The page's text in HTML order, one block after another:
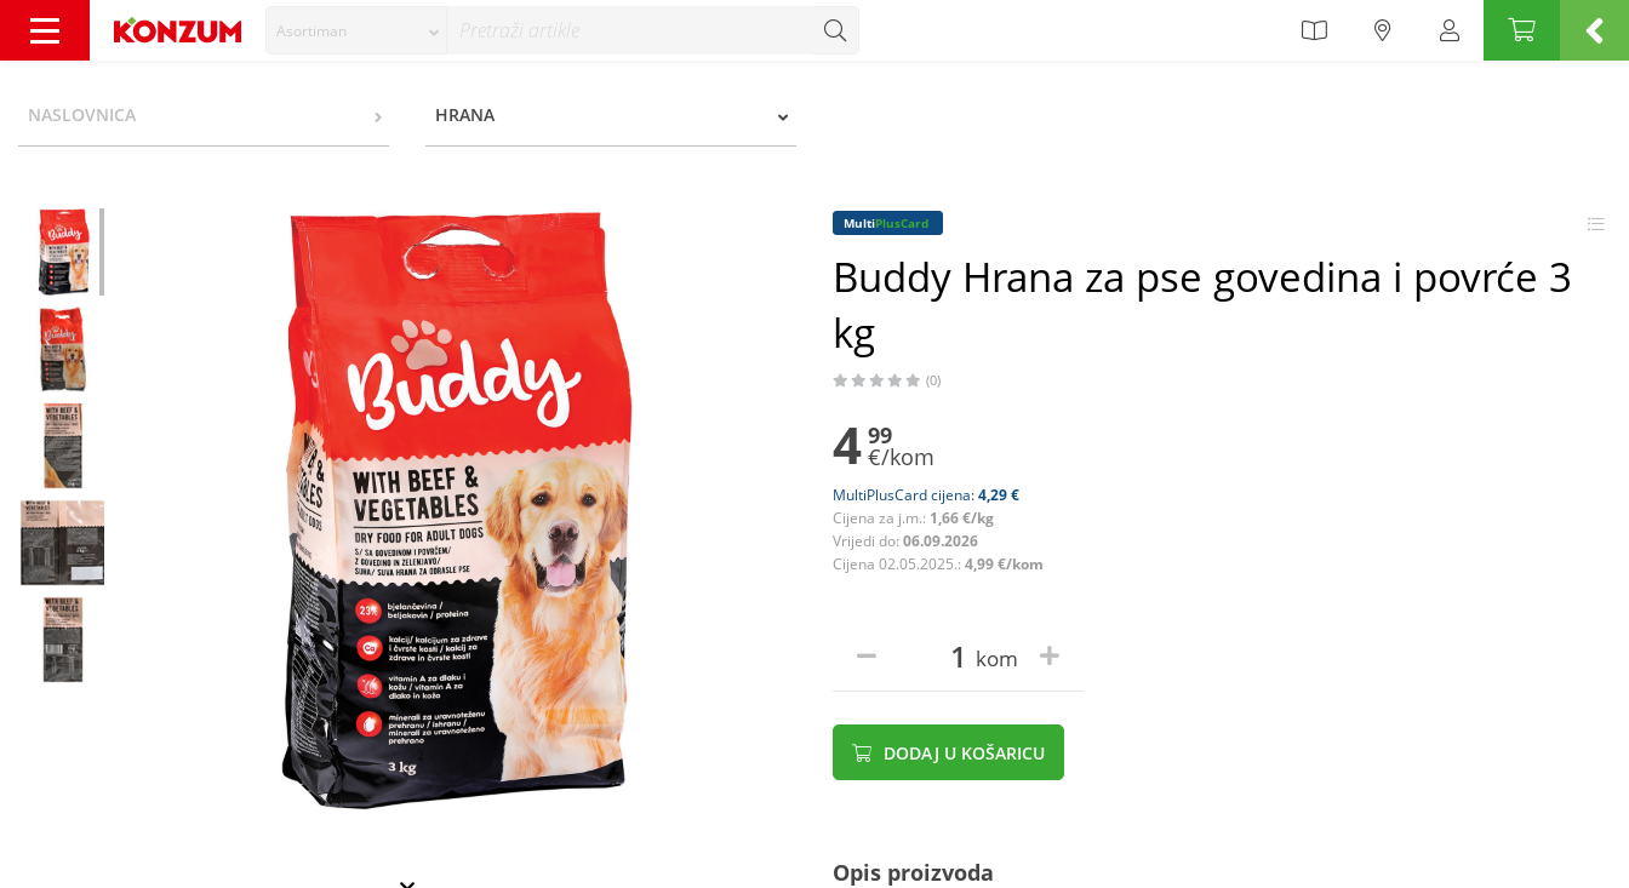
Asortiman
NASLOVNICA HRANA
MultiPlusCard
Buddy Hrana za pse govedina i povrće 3
kg
(0)
4 99
€/kom
MultiPlusCard cijena:4,29 €
Cijena za j.m.: 1,66 €/kg
Vrijedi do: 06.09.2026
Cijena 02.05.2025.: 4,99 €/kom
kom
DODAJ U KOŠARICU
Opis proizvoda